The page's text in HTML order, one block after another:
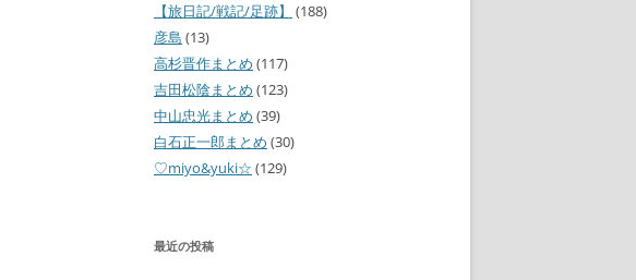
【旅日記/戦記/足跡】
(188)
彦島 (13)
高杉晋作まとめ (117)
吉田松陰まとめ (123)
中山忠光まとめ (39)
白石正一郎まとめ (30)
♡miyo&yuki☆ (129)
最近の投稿